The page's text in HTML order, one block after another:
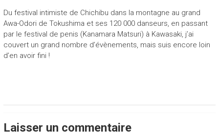
Du festival intimiste de Chichibu dans la montagne au grand
Awa-Odori de Tokushima et ses 120 000 danseurs, en passant
par le festival de penis (Kanamara Matsuri) à Kawasaki, j’ai
couvert un grand nombre d’évènements, mais suis encore loin
d’en avoir fini !
Laisser un commentaire